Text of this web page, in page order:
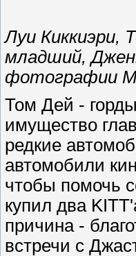
Луи Киккиэри,
младший,
фотографии
Том Дей -
имущество
редкие
автомобили
чтобы помочь
купил два
причина -
встречи с